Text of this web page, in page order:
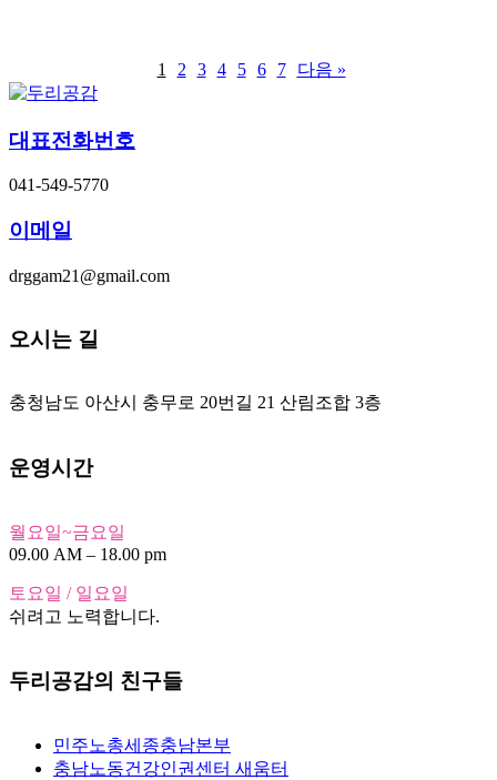
1 2 3 4 5 6 7 다음 »
대표전화번호
041-549-5770
이메일
drggam21@gmail.com
오시는 길
충청남도 아산시 충무로 20번길 21 산림조합 3층
운영시간
월요일~금요일
09.00 AM – 18.00 pm
토요일 / 일요일
쉬려고 노력합니다.
두리공감의 친구들
민주노총세종충남본부
충남노동건강인권센터 새움터